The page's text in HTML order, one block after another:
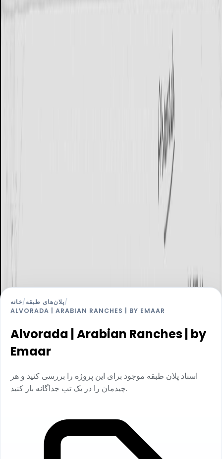
خانه/پلان‌های طبقه/
ALVORADA | ARABIAN RANCHES | BY EMAAR
Alvorada | Arabian Ranches | by
Emaar
اسناد پلان طبقه موجود برای این پروژه را بررسی کنید و هر
چیدمان را در یک تب جداگانه باز کنید.